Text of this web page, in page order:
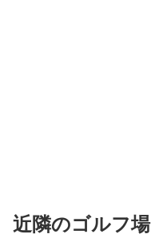
近隣のゴルフ場